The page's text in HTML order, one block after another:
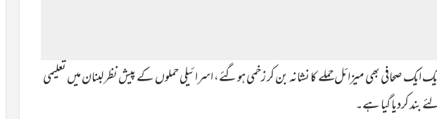
ایک صحافی بھی میزائل حملے کا نشانہ بن کر زخمی ہوگئے، اسرائیلی حملوں کے پیش نظر لبنان میں تعلیمی
بند کردیا گیا ہے۔